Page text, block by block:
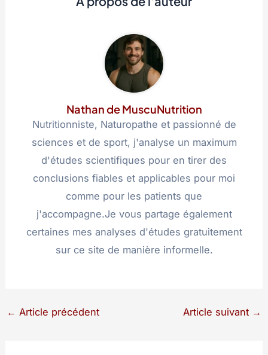
Nathan de MuscuNutrition
Nutritionniste, Naturopathe et passionné de
sciences et de sport, j'analyse un maximum
d'études scientifiques pour en tirer des
conclusions fiables et applicables pour moi
comme pour les patients que
j'accompagne.Je vous partage également
certaines mes analyses d'études gratuitement
sur ce site de manière informelle.
← Article précédent Article suivant →